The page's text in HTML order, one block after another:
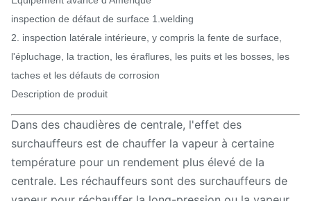
inspection de défaut de surface 1.welding
2. inspection latérale intérieure, y compris la fente de surface,
l'épluchage, la traction, les éraflures, les puits et les bosses, les
taches et les défauts de corrosion
Description de produit
Dans des chaudières de centrale, l'effet des
surchauffeurs est de chauffer la vapeur à certaine
température pour un rendement plus élevé de la
centrale. Les réchauffeurs sont des surchauffeurs de